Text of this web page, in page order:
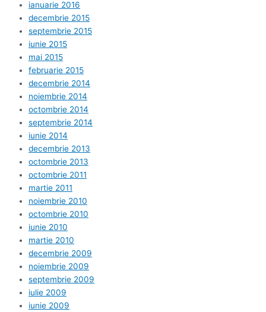
ianuarie 2016
decembrie 2015
septembrie 2015
iunie 2015
mai 2015
februarie 2015
decembrie 2014
noiembrie 2014
octombrie 2014
septembrie 2014
iunie 2014
decembrie 2013
octombrie 2013
octombrie 2011
martie 2011
noiembrie 2010
octombrie 2010
iunie 2010
martie 2010
decembrie 2009
noiembrie 2009
septembrie 2009
iulie 2009
iunie 2009